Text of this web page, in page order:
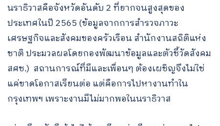
นราธิวาสคือจังหวัดอันดับ 2 ที่ยากจนสูงสุดของ
ประเทศในปี 2565 (ข้อมูลจากการสำรวจภาวะ
เศรษฐกิจและสังคมของครัวเรือน สำนักงานสถิติแห่ง
ชาติ ประมวลผลโดยกองพัฒนาข้อมูลและตัวชี้วัดสังคม
สศช.) สถานการณ์ที่มีและเพื่อนๆ ต้องเผชิญจึงไม่ใช่
แค่ขาดโอกาสเรียนต่อ แต่คือการไปหางานทำใน
กรุงเทพฯ เพราะงานมีไม่มากพอในนราธิวาส